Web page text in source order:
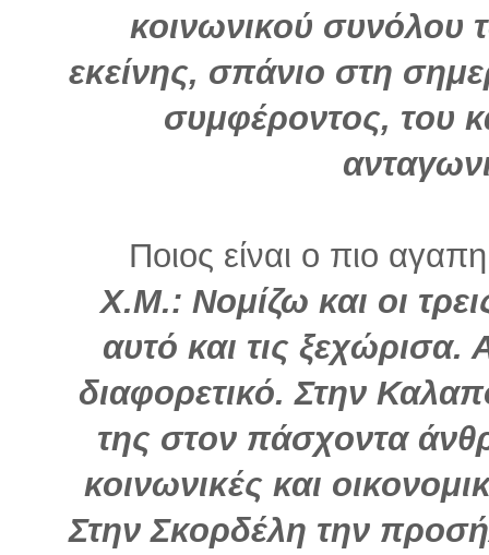
κοινωνικού συνόλου
εκείνης, σπάνιο στη
συμφέροντος, του
Ποιος είναι ο πιο
Χ.Μ.: Νομίζω και οι
αυτό και τις ξεχώρισα.
διαφορετικό. Στην
της στον πάσχοντα
κοινωνικές και
Στην Σκορδέλη την